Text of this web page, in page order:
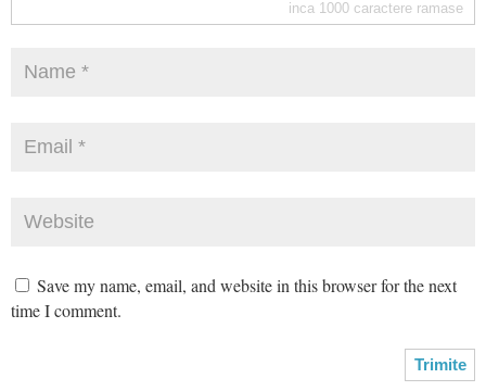
inca 1000 caractere ramase
Save my name, email, and website in this browser for the next
time I comment.